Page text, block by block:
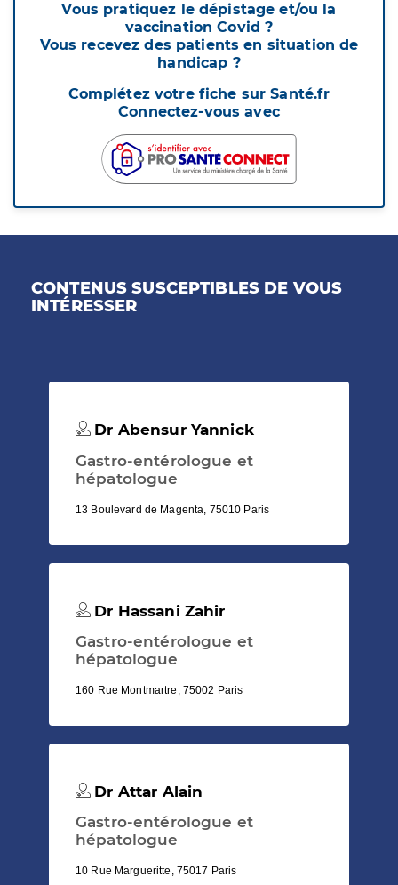
Vous pratiquez le dépistage et/ou la
vaccination Covid ?
Vous recevez des patients en situation de
handicap ?
Complétez votre fiche sur Santé.fr
Connectez-vous avec
CONTENUS SUSCEPTIBLES DE VOUS
INTÉRESSER
Dr Abensur Yannick
Gastro-entérologue et
hépatologue
13 Boulevard de Magenta, 75010 Paris
Dr Hassani Zahir
Gastro-entérologue et
hépatologue
160 Rue Montmartre, 75002 Paris
Dr Attar Alain
Gastro-entérologue et
hépatologue
10 Rue Margueritte, 75017 Paris